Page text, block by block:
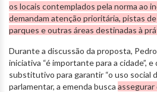
os locais contemplados pela norma ao
demandam atenção prioritária, pistas
parques e outras áreas destinadas à
Durante a discussão da proposta,
iniciativa “é importante para a cidade”,
substitutivo para garantir “o uso social
parlamentar, a emenda busca assegurar